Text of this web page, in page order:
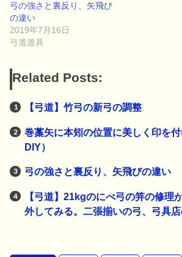
弓の強さと裏反り、矢飛び
の違い
2019年7月16日
弓道道具
Related Posts:
【弓道】竹弓の新弓の調整
巻藁矢に本矧の位置に美しく印を
DIY）
弓の強さと裏反り、矢飛びの違い
【弓道】21kgのにべ弓の笄の修理
外してみる。二張揃いの弓、弓具